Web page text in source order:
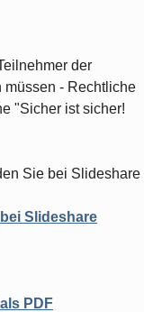
der
müssen - Rechtliche
"Sicher ist sicher!
Sie bei Slideshare
Slideshare
PDF